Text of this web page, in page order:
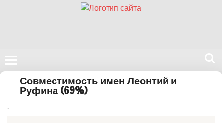
Поиск
сайте
Совместимость имен Леонтий и
Руфина (69%)
.